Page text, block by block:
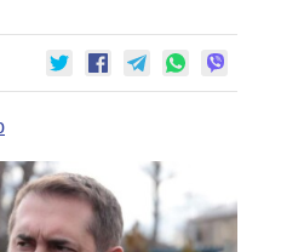
ПОЛИТИКОВ